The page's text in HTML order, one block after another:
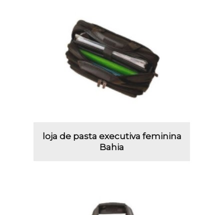
loja de pasta executiva feminina
Bahia